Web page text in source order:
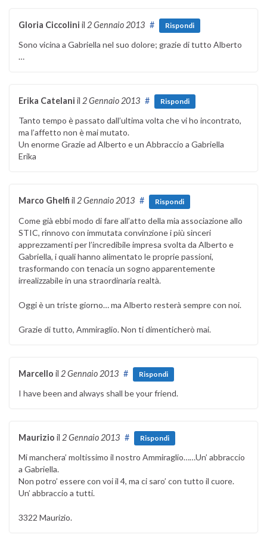
Gloria Ciccolini il 2 Gennaio 2013 # Rispondi
Sono vicina a Gabriella nel suo dolore; grazie di tutto Alberto
…
Erika Catelani il 2 Gennaio 2013 # Rispondi
Tanto tempo è passato dall’ultima volta che vi ho incontrato,
ma l’affetto non è mai mutato.
Un enorme Grazie ad Alberto e un Abbraccio a Gabriella
Erika
Marco Ghelfi il 2 Gennaio 2013 # Rispondi
Come già ebbi modo di fare all’atto della mia associazione allo
STIC, rinnovo con immutata convinzione i più sinceri
apprezzamenti per l’incredibile impresa svolta da Alberto e
Gabriella, i quali hanno alimentato le proprie passioni,
trasformando con tenacia un sogno apparentemente
irrealizzabile in una straordinaria realtà.
Oggi è un triste giorno… ma Alberto resterà sempre con noi.
Grazie di tutto, Ammiraglio. Non ti dimenticherò mai.
Marcello il 2 Gennaio 2013 # Rispondi
I have been and always shall be your friend.
Maurizio il 2 Gennaio 2013 # Rispondi
Mi manchera’ moltissimo il nostro Ammiraglio……Un’ abbraccio
a Gabriella.
Non potro’ essere con voi il 4, ma ci saro’ con tutto il cuore.
Un’ abbraccio a tutti.
3322 Maurizio.